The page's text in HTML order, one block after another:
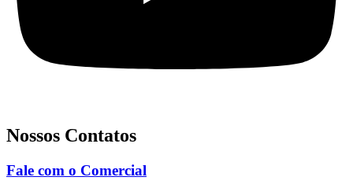
Nossos Contatos
Fale com o Comercial